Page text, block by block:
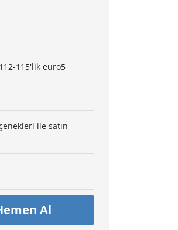
115'lik euro5
ile satın
Al